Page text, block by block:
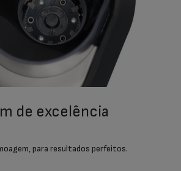
de excelência
para resultados perfeitos.